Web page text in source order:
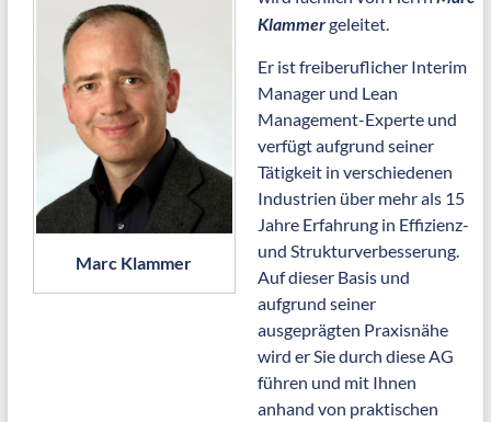
Marc Klammer
Klammergeleitet.
Er ist freiberuflicher Interim
Manager und Lean
Management-Experte und
verfügt aufgrund seiner
Tätigkeit in verschiedenen
Industrien über mehr als 15
Jahre Erfahrung in Effizienz-
und Strukturverbesserung.
Auf dieser Basis und
aufgrund seiner
ausgeprägten Praxisnähe
wird er Sie durch diese AG
führen und mit Ihnen
anhand von praktischen